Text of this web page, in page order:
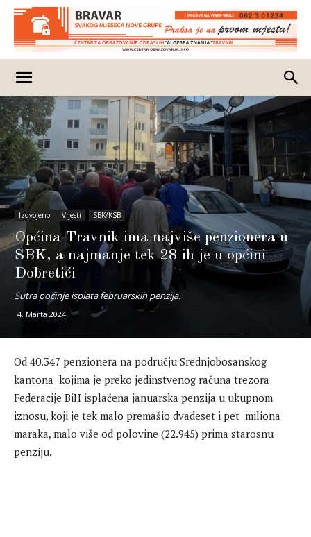
Izdvojeno Vijesti SBK/KSB
Općina Travnik ima najviše penzionera u
SBK, a najmanje tek 28 ih je u općini
Dobretići
Sutra počinje isplata februarskih penzija.
4. Marta 2024.
Od 40.347 penzionera na području Srednjobosanskog
kantona kojima je preko jedinstvenog računa trezora
Federacije BiH isplaćena januarska penzija u ukupnom
iznosu, koji je tek malo premašio dvadeset i pet miliona
maraka, malo više od polovine (22.945) prima starosnu
penziju.